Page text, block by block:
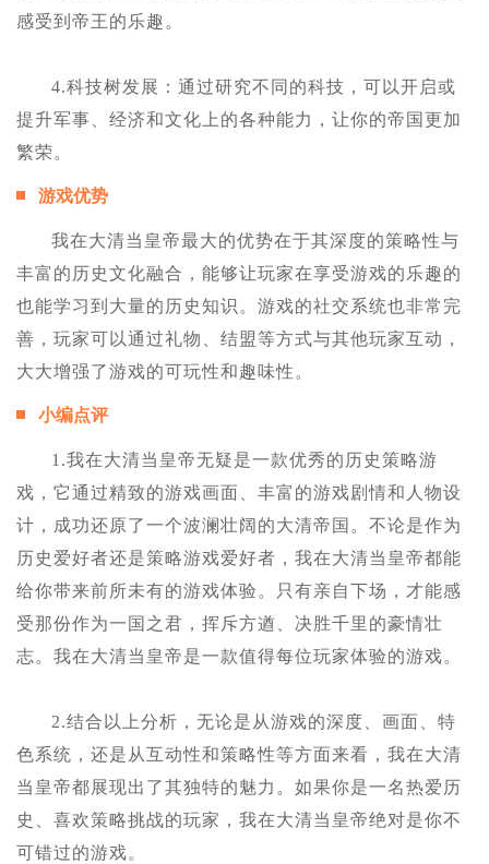
感受到帝王的乐趣。
4.科技树发展：通过研究不同的科技，可以开启或
提升军事、经济和文化上的各种能力，让你的帝国更加
繁荣。
游戏优势
我在大清当皇帝最大的优势在于其深度的策略性与
丰富的历史文化融合，能够让玩家在享受游戏的乐趣的
也能学习到大量的历史知识。游戏的社交系统也非常完
善，玩家可以通过礼物、结盟等方式与其他玩家互动，
大大增强了游戏的可玩性和趣味性。
小编点评
1.我在大清当皇帝无疑是一款优秀的历史策略游
戏，它通过精致的游戏画面、丰富的游戏剧情和人物设
计，成功还原了一个波澜壮阔的大清帝国。不论是作为
历史爱好者还是策略游戏爱好者，我在大清当皇帝都能
给你带来前所未有的游戏体验。只有亲自下场，才能感
受那份作为一国之君，挥斥方遒、决胜千里的豪情壮
志。我在大清当皇帝是一款值得每位玩家体验的游戏。
2.结合以上分析，无论是从游戏的深度、画面、特
色系统，还是从互动性和策略性等方面来看，我在大清
当皇帝都展现出了其独特的魅力。如果你是一名热爱历
史、喜欢策略挑战的玩家，我在大清当皇帝绝对是你不
可错过的游戏。